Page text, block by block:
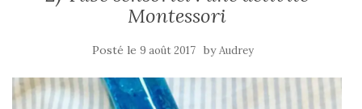
Montessori
Posté le 9 août 2017 byAudrey